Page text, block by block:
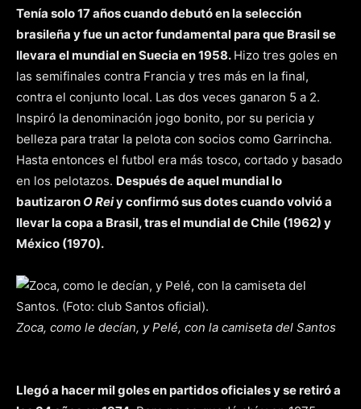
Tenía solo 17 años cuando debutó en la selección
brasileña y fue un actor fundamental para que Brasil se
llevara el mundial en Suecia en 1958. Hizo tres goles en
las semifinales contra Francia y tres más en la final,
contra el conjunto local. Las dos veces ganaron 5 a 2.
Inspiró la denominación jogo bonito, por su pericia y
belleza para tratar la pelota con socios como Garrincha.
Hasta entonces el futbol era más tosco, cortado y basado
en los pelotazos. Después de aquel mundial lo
bautizaron O Reiy confirmó sus dotes cuando volvió a
llevar la copa a Brasil, tras el mundial de Chile (1962) y
México (1970).
Zoca, como le decían, y Pelé, con la camiseta del Santos
Llegó a hacer mil goles en partidos oficiales y se retiró a